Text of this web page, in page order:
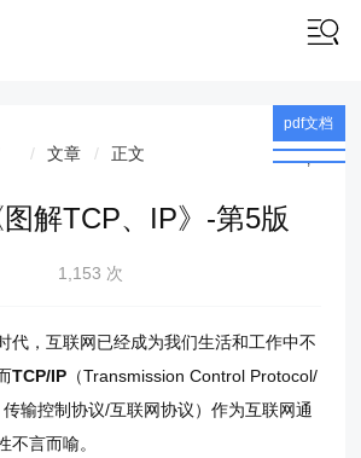
文章 正文
pdf文档
,
图解TCP、IP》-第5版
1,153 次
代，互联网已经成为我们生活和工作中不
TCP/IP （Transmission Control Protocol/
输控制协议/互联网协议）作为互联网通
不言而喻。